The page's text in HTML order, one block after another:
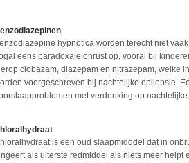
hypnotica worden terecht niet
eens paradoxale onrust op, vooral bij
clobazam, diazepam en nitrazepam, welke
voorgeschreven bij nachtelijke epilepsie.
met verdenking op
is een oud slaapmidddel dat in
als uiterste redmiddel als niets meer